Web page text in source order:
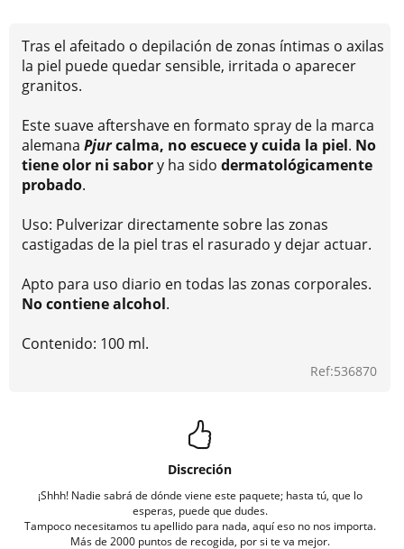
Tras el afeitado o depilación de zonas íntimas o axilas
la piel puede quedar sensible, irritada o aparecer
granitos.
Este suave aftershave en formato spray de la marca
alemana Pjurcalma, no escuece y cuida la piel. No
tiene olor ni sabory ha sido dermatológicamente
probado.
Uso: Pulverizar directamente sobre las zonas
castigadas de la piel tras el rasurado y dejar actuar.
Apto para uso diario en todas las zonas corporales.
No contiene alcohol.
Contenido: 100 ml.
Ref:536870
Discreción
¡Shhh! Nadie sabrá de dónde viene este paquete; hasta tú, que lo
esperas, puede que dudes.
Tampoco necesitamos tu apellido para nada, aquí eso no nos importa.
Más de 2000 puntos de recogida, por si te va mejor.